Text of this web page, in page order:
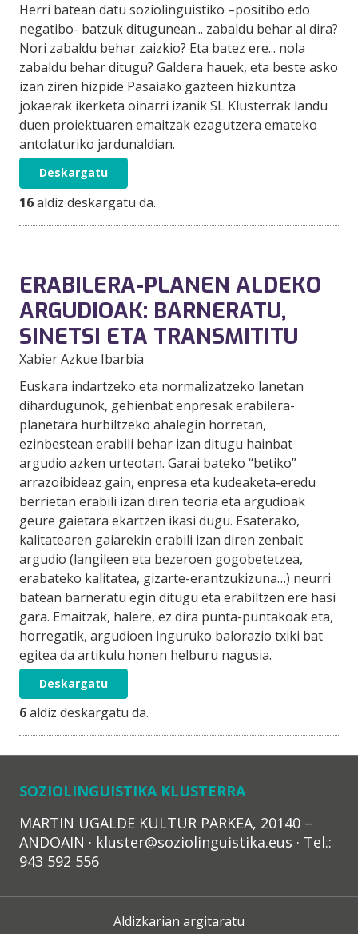
Herri batean datu soziolinguistiko –positibo edo
negatibo- batzuk ditugunean... zabaldu behar al dira?
Nori zabaldu behar zaizkio? Eta batez ere... nola
zabaldu behar ditugu? Galdera hauek, eta beste asko
izan ziren hizpide Pasaiako gazteen hizkuntza
jokaerak ikerketa oinarri izanik SL Klusterrak landu
duen proiektuaren emaitzak ezagutzera emateko
antolaturiko jardunaldian.
Deskargatu
16aldiz deskargatu da.
ERABILERA-PLANEN ALDEKO
ARGUDIOAK: BARNERATU,
SINETSI ETA TRANSMITITU
Xabier Azkue Ibarbia
Euskara indartzeko eta normalizatzeko lanetan
dihardugunok, gehienbat enpresak erabilera-
planetara hurbiltzeko ahalegin horretan,
ezinbestean erabili behar izan ditugu hainbat
argudio azken urteotan. Garai bateko “betiko”
arrazoibideaz gain, enpresa eta kudeaketa-eredu
berrietan erabili izan diren teoria eta argudioak
geure gaietara ekartzen ikasi dugu. Esaterako,
kalitatearen gaiarekin erabili izan diren zenbait
argudio (langileen eta bezeroen gogobetetzea,
erabateko kalitatea, gizarte-erantzukizuna…) neurri
batean barneratu egin ditugu eta erabiltzen ere hasi
gara. Emaitzak, halere, ez dira punta-puntakoak eta,
horregatik, argudioen inguruko balorazio txiki bat
egitea da artikulu honen helburu nagusia.
Deskargatu
6aldiz deskargatu da.
SOZIOLINGUISTIKA KLUSTERRA
MARTIN UGALDE KULTUR PARKEA, 20140 –
ANDOAIN · kluster@soziolinguistika.eus · Tel.:
943 592 556
Aldizkarian argitaratu